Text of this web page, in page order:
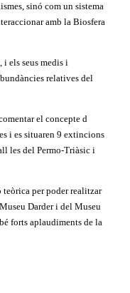
sinó com un sistema
amb la Biosfera
i els seus medis i
relatives del
el concepte d
i es situaren 9 extincions
les del Permo-Triàsic i
per poder realitzar
Darder i del Museu
forts aplaudiments de la